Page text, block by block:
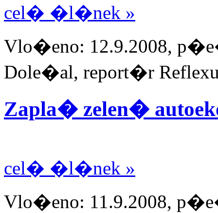
cel� �l�nek »
Vlo�eno: 12.9.2008,
Dole�al, report�r
Zapla� zelen�
cel� �l�nek »
Vlo�eno: 11.9.2008,